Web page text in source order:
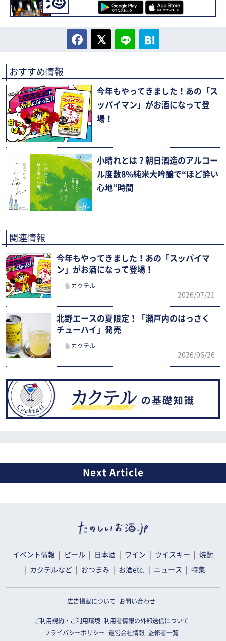
おすすめ情報
今年もやってきました！あの「ス
ッパイマン」がお酒になって登
場！
小晴れとは？朝日酒造のアルコー
ル度数8%純米大吟醸で“ほど酔い
心地”時間
関連情報
今年もやってきました！あの「スッパイマ
ン」がお酒になって登場！
カクテル
2026/07/21
北野エースの夏限定！「瀬戸内のはっさく
チューハイ」発売
カクテル
2026/06/26
イベント情報 ビール 日本酒 ワイン ウイスキー 焼酎
カクテルなど おつまみ お酒etc. ニュース 特集
広告掲載について お問い合わせ
ご利用規約・ご利用環境 利用者情報の外部送信について
プライバシーポリシー
運営会社情報 監修者一覧